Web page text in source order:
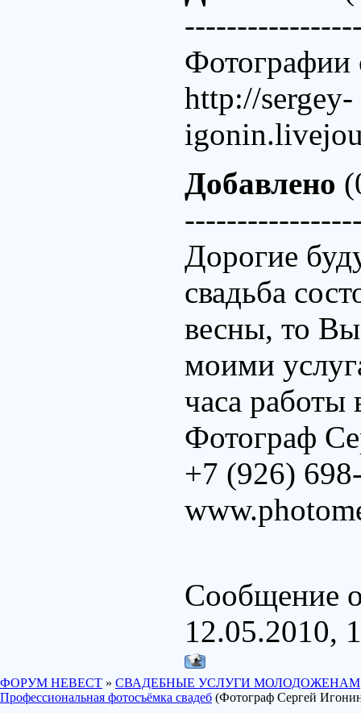
Фотографии
http://sergey-
Добавлено
Дорогие
свадьба
весны, то Вы
моими
часа работы
Фотограф
+7 (926)
Сообщение
12.05.2010,
ФОРУМ НЕВЕСТ » СВАДЕБНЫЕ УСЛУГИ МОЛОДОЖЕНАМ
Профессиональная фотосъёмка свадеб (Фотограф Сергей